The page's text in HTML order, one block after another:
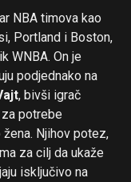
NBA timova kao
Portland i Boston,
WNBA. On je
podjednako na
, bivši igrač
potrebe
Njihov potez,
za cilj da ukaže
isključivo na